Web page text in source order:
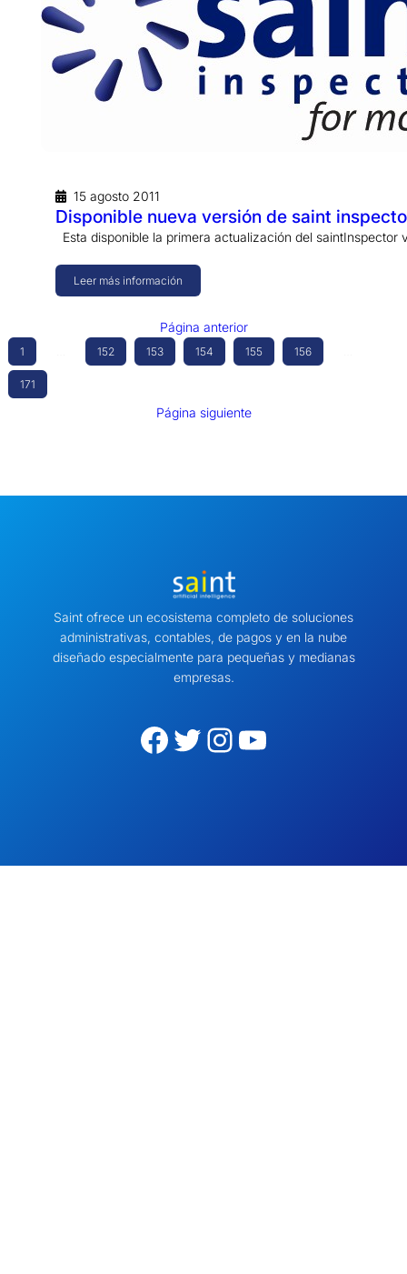
15 agosto 2011
Disponible nueva versión de saint
Esta disponible la primera actualización del
Leer más información
Página anterior
1 152 153 154 155 156
171
Página siguiente
Saint ofrece un ecosistema completo de soluciones
administrativas, contables, de pagos y en la nube
diseñado especialmente para pequeñas y medianas
empresas.
Facebook Twitter Instagram YouTube